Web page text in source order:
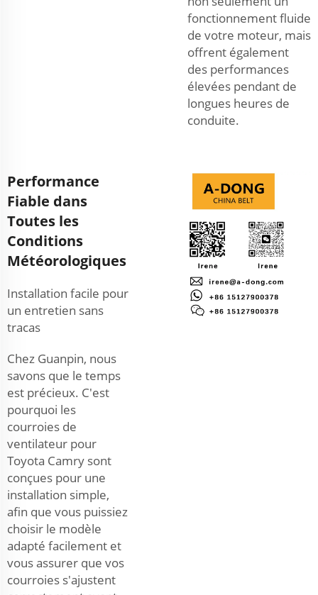
fonctionnement fluide
de votre moteur, mais
offrent également
des performances
élevées pendant de
longues heures de
conduite.
Performance
Fiable dans
Toutes les
Conditions
Météorologiques
Installation facile pour
un entretien sans
tracas
Chez Guanpin, nous
savons que le temps
est précieux. C'est
pourquoi les
courroies de
ventilateur pour
Toyota Camry sont
conçues pour une
installation simple,
afin que vous puissiez
choisir le modèle
adapté facilement et
vous assurer que vos
courroies s'ajustent